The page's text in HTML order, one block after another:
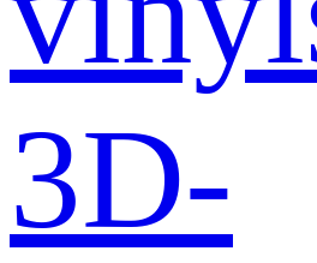
3D-